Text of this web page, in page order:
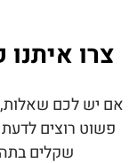
צרו
אם יש לכם
פשוט רוצים
שקלים